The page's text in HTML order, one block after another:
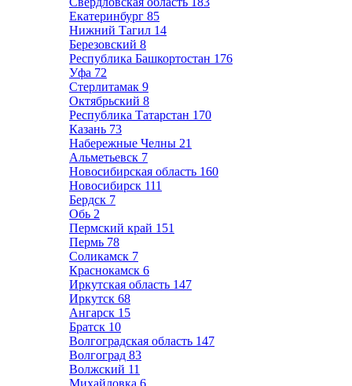
Екатеринбург 85
Нижний Тагил 14
Березовский 8
Республика Башкортостан 176
Уфа 72
Стерлитамак 9
Октябрьский 8
Республика Татарстан 170
Казань 73
Набережные Челны 21
Альметьевск 7
Новосибирская область 160
Новосибирск 111
Бердск 7
Обь 2
Пермский край 151
Пермь 78
Соликамск 7
Краснокамск 6
Иркутская область 147
Иркутск 68
Ангарск 15
Братск 10
Волгоградская область 147
Волгоград 83
Волжский 11
Михайловка 6